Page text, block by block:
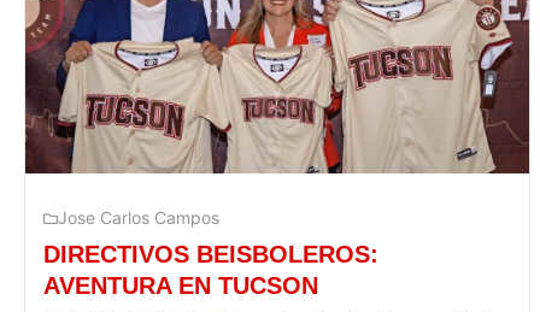
Jose Carlos Campos
DIRECTIVOS BEISBOLEROS:
AVENTURA EN TUCSON